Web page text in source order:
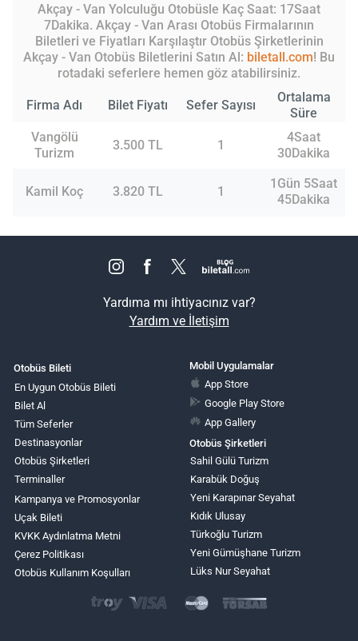
Akçay - Van Yolculuğu Otobüsle Kaç Saat: 17Saat
7Dakika. Akçay - Van Arası Otobüs Firmalarının
Biletleri ve Fiyatları Karşılaştır Otobüs Şirketlerinin
Akçay - Van Otobüs Biletlerini Satın Al: biletall.com! Bu
rotadaki seferlere hemen göz atabilirsiniz.
Firma Adı Bilet Fiyatı Sefer Sayısı
Ortalama
Süre
Vangölü
Turizm
3.500 TL 1
4Saat
30Dakika
Kamil Koç 3.820 TL 1
1Gün 5Saat
45Dakika
Yardıma mı ihtiyacınız var?
Yardım ve İletişim
Otobüs Bileti
En Uygun Otobüs Bileti
Bilet Al
Tüm Seferler
Destinasyonlar
Otobüs Şirketleri
Terminaller
Kampanya ve Promosyonlar
Uçak Bileti
KVKK Aydınlatma Metni
Çerez Politikası
Otobüs Kullanım Koşulları
Mobil Uygulamalar
App Store
Google Play Store
App Gallery
Otobüs Şirketleri
Sahil Gülü Turizm
Karabük Doğuş
Yeni Karapınar Seyahat
Kıdık Ulusay
Türkoğlu Turizm
Yeni Gümüşhane Turizm
Lüks Nur Seyahat